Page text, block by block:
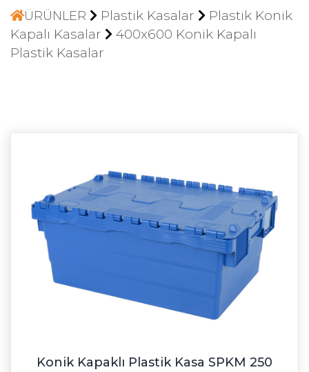
ÜRÜNLER Plastik Kasalar
Plastik Konik
Kapalı Kasalar
400x600 Konik Kapalı
Plastik Kasalar
Konik Kapaklı Plastik Kasa SPKM 250